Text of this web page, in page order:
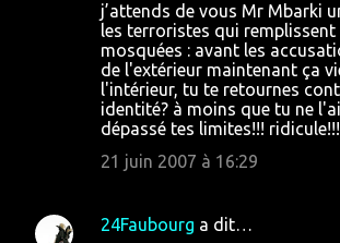
j’attends de vous Mr Mbarki
les terroristes qui remplissent
mosquées : avant les
de l'extérieur maintenant ça
l'intérieur, tu te retournes
identité? à moins que tu ne
dépassé tes limites!!! ridicule!!!
21 juin 2007 à 16:29
24Faubourg a dit…